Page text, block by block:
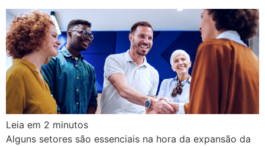
Leia em 2 minutos
Alguns setores são essenciais na hora da expansão da